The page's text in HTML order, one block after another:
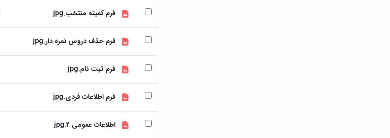
فرم کمیته منتخب.jpg
فرم حذف دروس نمره دار.jpg
فرم ثبت نام.jpg
فرم اطلاعات فردی.jpg
اطلاعات عمومی 2.jpg